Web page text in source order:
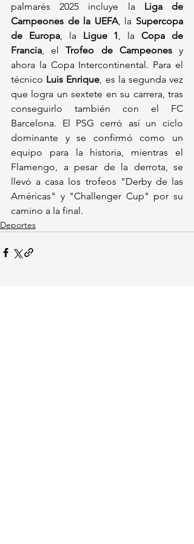
palmarés 2025 incluye la Liga de
Campeones de la UEFA, la Supercopa
de Europa, la Ligue 1, la Copa de
Francia, el Trofeo de Campeones y
ahora la Copa Intercontinental. Para el
técnico Luis Enrique, es la segunda vez
que logra un sextete en su carrera, tras
conseguirlo también con el FC
Barcelona. El PSG cerró así un ciclo
dominante y se confirmó como un
equipo para la historia, mientras el
Flamengo, a pesar de la derrota, se
llevó a casa los trofeos "Derby de las
Américas" y "Challenger Cup" por su
camino a la final.
Deportes